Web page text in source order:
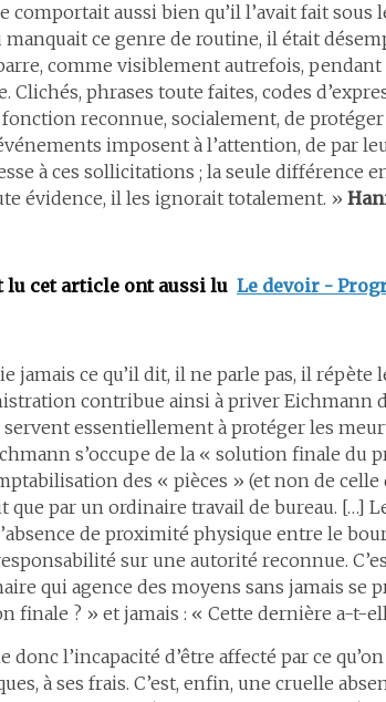
comportait aussi bien qu’il l’avait fait sous
ce genre de routine, il était
comme visiblement autrefois,
Clichés, phrases toute faites, codes
reconnue, socialement, de protéger
imposent à l’attention, de par
à ces sollicitations ; la seule différence
évidence, il les ignorait totalement. »
lu cet article ont aussi lu Le devoir -
jamais ce qu’il dit, il ne parle pas, il répète
contribue ainsi à priver Eichmann
servent essentiellement à protéger les
s’occupe de la « solution finale du
des « pièces » (et non de celle
que par un ordinaire travail de bureau. […]
de proximité physique entre le
sur une autorité reconnue.
qui agence des moyens sans jamais se
finale ? » et jamais : « Cette dernière a-t-
donc l’incapacité d’être affecté par ce
à ses frais. C’est, enfin, une cruelle